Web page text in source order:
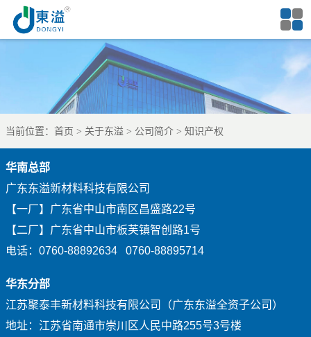
当前位置： 首页 关于东溢 公司简介 知识产权
华南总部
广东东溢新材料科技有限公司
【一厂】广东省中山市南区昌盛路22号
【二厂】广东省中山市板芙镇智创路1号
电话：0760-88892634 0760-88895714
华东分部
江苏聚泰丰新材料科技有限公司（广东东溢全资子公司）
地址：江苏省南通市崇川区人民中路255号3号楼